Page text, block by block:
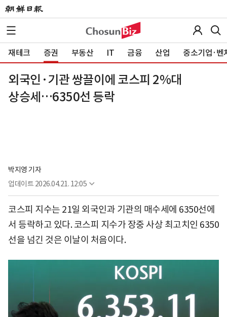
재테크 증권 부동산 IT 금융 산업 중소기업·벤
외국인·기관 쌍끌이에 코스피 2%대
상승세…6350선 등락
박지영 기자
업데이트 2026.04.21. 12:05
코스피 지수는 21일 외국인과 기관의 매수세에 6350선에
서 등락하고 있다. 코스피 지수가 장중 사상 최고치인 6350
선을 넘긴 것은 이날이 처음이다.